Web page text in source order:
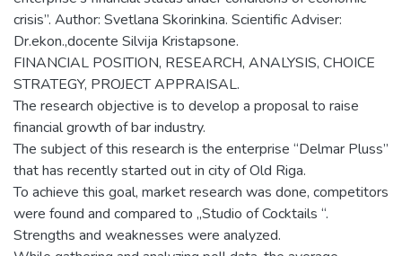
crisis”. Author: Svetlana Skorinkina. Scientific Adviser:
Dr.ekon.,docente Silvija Kristapsone.
FINANCIAL POSITION, RESEARCH, ANALYSIS, CHOICE
STRATEGY, PROJECT APPRAISAL.
The research objective is to develop a proposal to raise
financial growth of bar industry.
The subject of this research is the enterprise “Delmar Pluss”
that has recently started out in city of Old Riga.
To achieve this goal, market research was done, competitors
were found and compared to „Studio of Cocktails “.
Strengths and weaknesses were analyzed.